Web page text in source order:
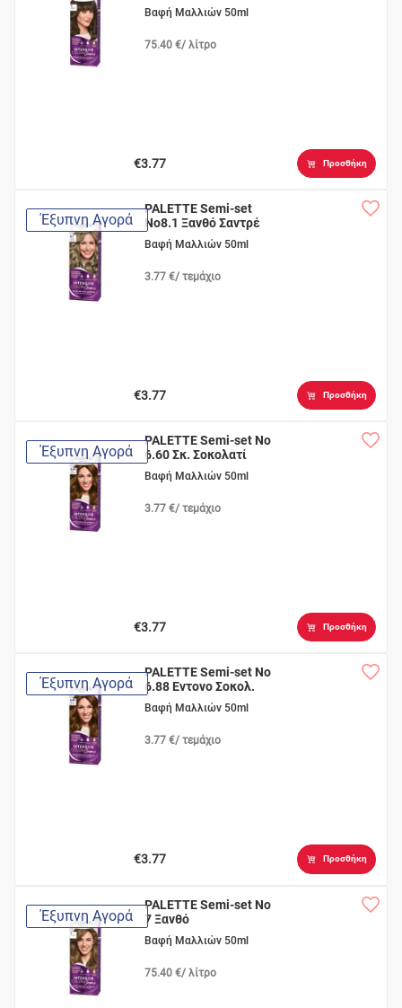
Βαφή Μαλλιών 50ml
75.40 €/ λίτρο
€3.77 Προσθήκη
Έξυπνη Αγορά
PALETTE Semi-set
Νο8.1 Ξανθό Σαντρέ
Βαφή Μαλλιών 50ml
3.77 €/ τεμάχιο
€3.77 Προσθήκη
Έξυπνη Αγορά
PALETTE Semi-set Νο
6.60 Σκ. Σοκολατί
Βαφή Μαλλιών 50ml
3.77 €/ τεμάχιο
€3.77 Προσθήκη
Έξυπνη Αγορά
PALETTE Semi-set Νο
6.88 Εντονο Σοκολ.
Βαφή Μαλλιών 50ml
3.77 €/ τεμάχιο
€3.77 Προσθήκη
Έξυπνη Αγορά
PALETTE Semi-set No
7 Ξανθό
Βαφή Μαλλιών 50ml
75.40 €/ λίτρο